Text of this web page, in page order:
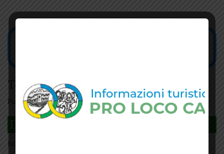
Tesseramento
Puoi tesserarti onlinecliccando qui
DAGLI L'ANDA
Iscriviti